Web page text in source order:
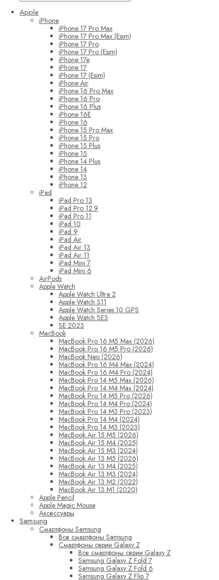
Apple
iPhone
iPhone 17 Pro Max
iPhone 17 Pro Max (Esim)
iPhone 17 Pro
iPhone 17 Pro (Esim)
iPhone 17e
iPhone 17
iPhone 17 (Esim)
iPhone Air
iPhone 16 Pro Max
iPhone 16 Pro
iPhone 16 Plus
iPhone 16E
iPhone 16
iPhone 15 Pro Max
iPhone 15 Pro
iPhone 15 Plus
iPhone 15
iPhone 14 Plus
iPhone 14
iPhone 13
iPhone 12
iPad
iPad Pro 13
iPad Pro 12.9
iPad Pro 11
iPad 10
iPad 9
iPad Air
iPad Air 13
iPad Air 11
iPad Mini 7
iPad Mini 6
AirPods
Apple Watch
Apple Watch Ultra 2
Apple Watch S11
Apple Watch Series 10 GPS
Apple Watch SE3
SE 2023
MacBook
MacBook Pro 16 M5 Max (2026)
MacBook Pro 16 M5 Pro (2026)
MacBook Neo (2026)
MacBook Pro 16 M4 Max (2024)
MacBook Pro 16 M4 Pro (2024)
MacBook Pro 14 M5 Max (2026)
MacBook Pro 14 M4 Max (2024)
MacBook Pro 14 M5 Pro (2026)
MacBook Pro 14 M4 Pro (2024)
MacBook Pro 14 M3 Pro (2023)
MacBook Pro 14 M4 (2024)
MacBook Pro 14 M3 (2023)
MacBook Air 15 M5 (2026)
MacBook Air 15 M4 (2025)
MacBook Air 15 M3 (2024)
MacBook Air 13 M5 (2026)
MacBook Air 13 M4 (2025)
MacBook Air 13 M3 (2024)
MacBook Air 13 M2 (2022)
MacBook Air 13 M1 (2020)
Apple Pencil
Apple Magic Mouse
Аксессуары
Samsung
Смартфоны Samsung
Все смартфоны Samsung
Смартфоны серии Galaxy Z
Все смартфоны серии Galaxy Z
Samsung Galaxy Z Fold 7
Samsung Galaxy Z Fold 6
Samsung Galaxy Z Flip 7